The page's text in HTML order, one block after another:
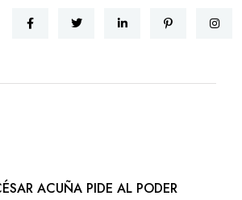
ACUÑA PIDE AL PODER